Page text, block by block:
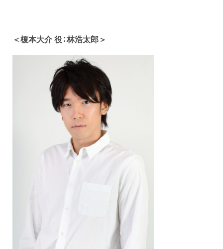
＜榎本大介 役：林浩太郎＞